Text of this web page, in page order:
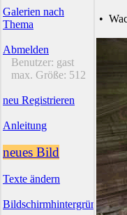
Galerien nach
Thema
Abmelden
Benutzer: gast
max. Größe: 512
neu Registrieren
Anleitung
neues Bild
Texte ändern
Bildschirmhintergründe
•